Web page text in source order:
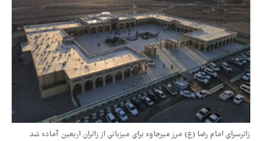
زائرسرای امام رضا (ع) مرز میرجاوه برای میزبانی از زائران اربعین آماده شد